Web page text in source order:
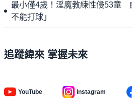
最小僅4歲！淫魔教練性侵53童
不能打球」
追蹤緯來 掌握未來
YouTube Instagram